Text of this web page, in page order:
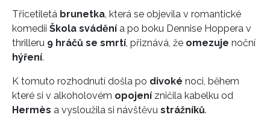
Třicetiletá brunetka, která se objevila v romantické
komedii Škola svádění a po boku Dennise Hoppera v
thrilleru 9 hráčů se smrtí, přiznává, že omezuje noční
hýření.
K tomuto rozhodnutí došla po divoké noci, během
které si v alkoholovém opojení zničila kabelku od
Hermès a vysloužila si návštěvu strážníků.